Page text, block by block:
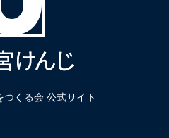
くる会 公式サイト